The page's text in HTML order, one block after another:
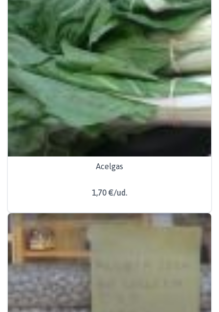
Acelgas
1,70 €/ud.